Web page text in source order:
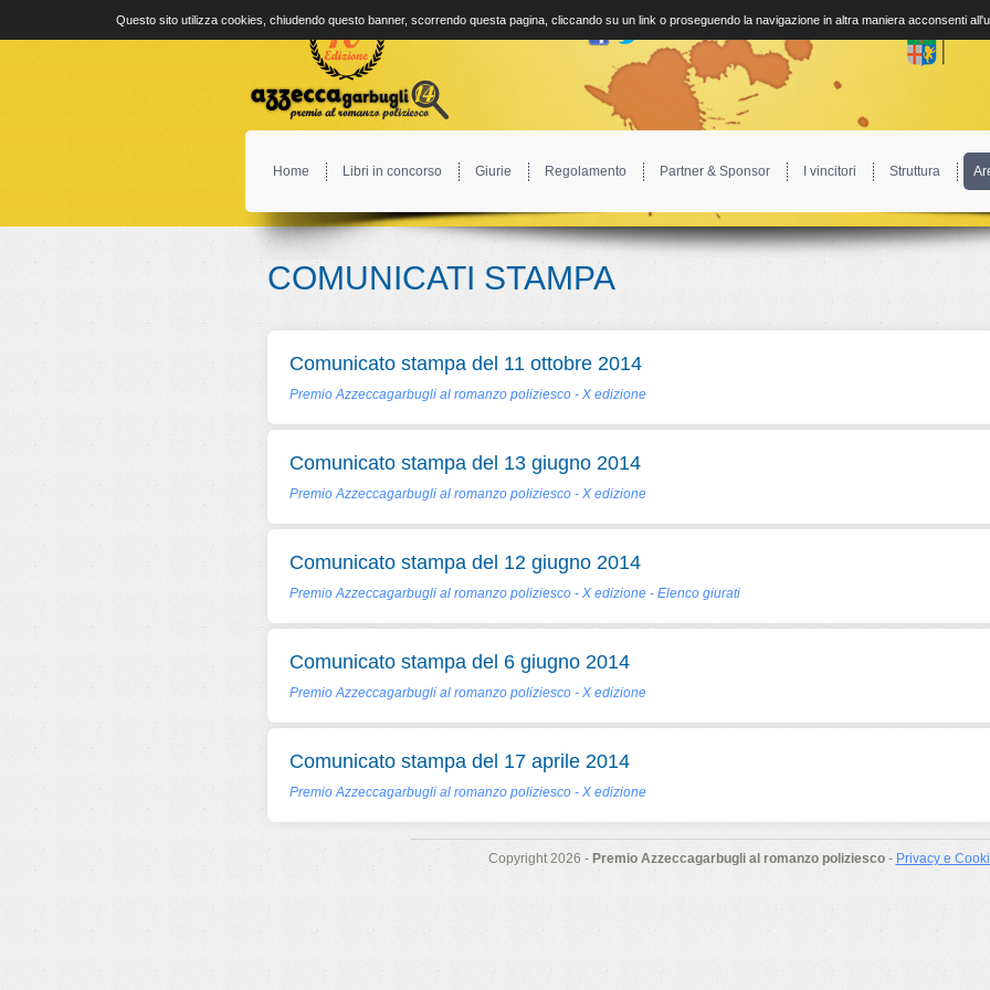
Home Libri in concorso Giurie Regolamento Partner & Sponsor I vincitori Struttura
COMUNICATI STAMPA
Comunicato stampa del 11 ottobre 2014
Premio Azzeccagarbugli al romanzo poliziesco - X edizione
Comunicato stampa del 13 giugno 2014
Premio Azzeccagarbugli al romanzo poliziesco - X edizione
Comunicato stampa del 12 giugno 2014
Premio Azzeccagarbugli al romanzo poliziesco - X edizione - Elenco giurati
Comunicato stampa del 6 giugno 2014
Premio Azzeccagarbugli al romanzo poliziesco - X edizione
Comunicato stampa del 17 aprile 2014
Premio Azzeccagarbugli al romanzo poliziesco - X edizione
Copyright 2026 - Premio Azzeccagarbugli al romanzo poliziesco- Privacy e
Questo sito utilizza cookies, chiudendo questo banner, scorrendo questa pagina, cliccando su un link o proseguendo la navigazione in altra maniera acconsenti